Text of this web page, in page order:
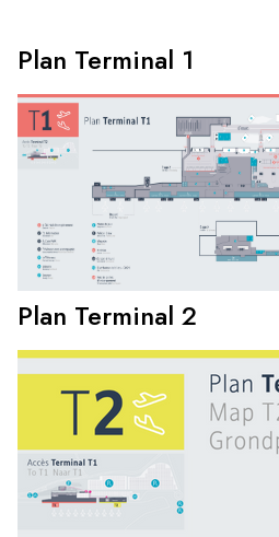
Plan Terminal 1
Plan Terminal 2